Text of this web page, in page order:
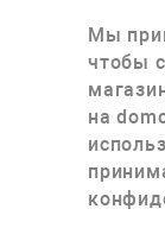
Мы
чтобы
на